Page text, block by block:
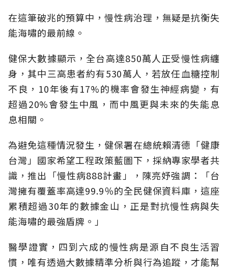
在這筆破兆的預算中，慢性病治理，無疑是抗衡失
能海嘯的最前線。
健保大數據顯示，全台高達850萬人正受慢性病纏
身，其中三高患者約有530萬人，若放任血糖控制
不良，10年後有17%的機率會發生神經病變，有
超過20%會發生中風，而中風更與未來的失能息
息相關。
為避免這種情況發生，健保署在總統賴清德「健康
台灣」國家希望工程政策藍圖下，採納專家學者共
識，推出「慢性病888計畫」，陳亮妤強調：「台
灣擁有覆蓋率高達99.9％的全民健保資料庫，這座
累積超過30年的數據金山，正是對抗慢性病與失
能海嘯的最強盾牌。」
醫學證實，四到六成的慢性病是源自不良生活習
慣，唯有透過大數據精準分析與行為追蹤，才能幫